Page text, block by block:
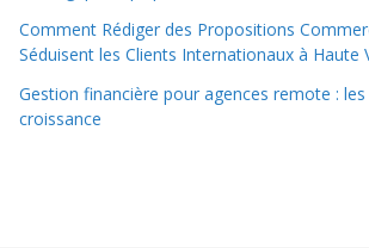
Comment Rédiger des Propositions
Séduisent les Clients Internationaux à Haute
Gestion financière pour agences remote :
croissance